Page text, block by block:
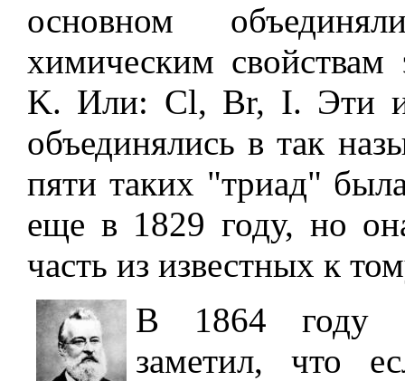
основном
химическим
K. Или: Cl, Br, I. Эти и
объединялись в так
пяти таких "триад"
еще в 1829 году, но
часть из известных к
В 1864 году
заметил, что